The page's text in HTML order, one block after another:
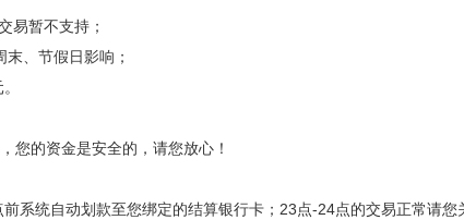
易暂不支持；
、节假日影响；
您的资金是安全的，请您放心！
系统自动划款至您绑定的结算银行卡；23点-24点的交易正常请您